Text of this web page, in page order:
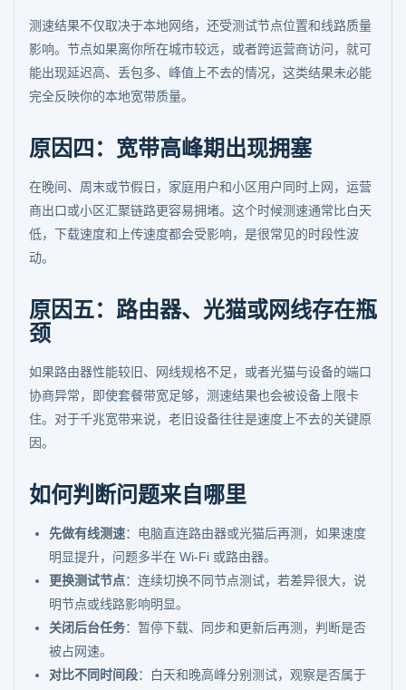
测速结果不仅取决于本地网络，还受测试节点位置和线路质量
影响。节点如果离你所在城市较远，或者跨运营商访问，就可
能出现延迟高、丢包多、峰值上不去的情况，这类结果未必能
完全反映你的本地宽带质量。
原因四：宽带高峰期出现拥塞
在晚间、周末或节假日，家庭用户和小区用户同时上网，运营
商出口或小区汇聚链路更容易拥堵。这个时候测速通常比白天
低，下载速度和上传速度都会受影响，是很常见的时段性波
动。
原因五：路由器、光猫或网线存在瓶
颈
如果路由器性能较旧、网线规格不足，或者光猫与设备的端口
协商异常，即使套餐带宽足够，测速结果也会被设备上限卡
住。对于千兆宽带来说，老旧设备往往是速度上不去的关键原
因。
如何判断问题来自哪里
先做有线测速：电脑直连路由器或光猫后再测，如果速度
明显提升，问题多半在 Wi-Fi 或路由器。
更换测试节点：连续切换不同节点测试，若差异很大，说
明节点或线路影响明显。
关闭后台任务：暂停下载、同步和更新后再测，判断是否
被占网速。
对比不同时间段：白天和晚高峰分别测试，观察是否属于